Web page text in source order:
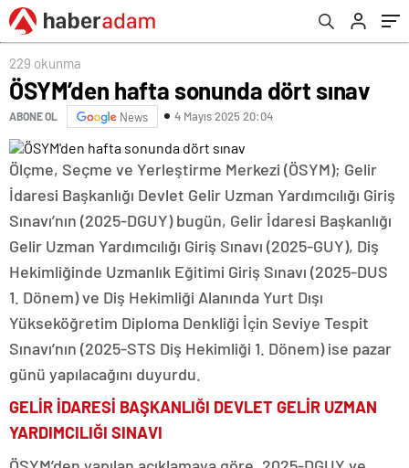
229 okunma
ÖSYM’den hafta sonunda dört sınav
ABONE OL News 4 Mayıs 2025 20:04
Ölçme, Seçme ve Yerleştirme Merkezi (ÖSYM); Gelir
İdaresi Başkanlığı Devlet Gelir Uzman Yardımcılığı Giriş
Sınavı’nın (2025-DGUY) bugün, Gelir İdaresi Başkanlığı
Gelir Uzman Yardımcılığı Giriş Sınavı (2025-GUY), Diş
Hekimliğinde Uzmanlık Eğitimi Giriş Sınavı (2025-DUS
1. Dönem) ve Diş Hekimliği Alanında Yurt Dışı
Yükseköğretim Diploma Denkliği İçin Seviye Tespit
Sınavı’nın (2025-STS Diş Hekimliği 1. Dönem) ise pazar
günü yapılacağını duyurdu.
GELİR İDARESİ BAŞKANLIĞI DEVLET GELİR UZMAN
YARDIMCILIĞI SINAVI